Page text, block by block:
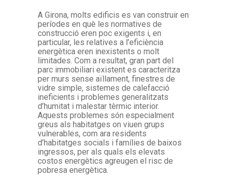
A Girona, molts edificis es van construir en
períodes en què les normatives de
construcció eren poc exigents i, en
particular, les relatives a l’eficiència
energètica eren inexistents o molt
limitades. Com a resultat, gran part del
parc immobiliari existent es caracteritza
per murs sense aïllament, finestres de
vidre simple, sistemes de calefacció
ineficients i problemes generalitzats
d’humitat i malestar tèrmic interior.
Aquests problemes són especialment
greus als habitatges on viuen grups
vulnerables, com ara residents
d’habitatges socials i famílies de baixos
ingressos, per als quals els elevats
costos energètics agreugen el risc de
pobresa energètica.